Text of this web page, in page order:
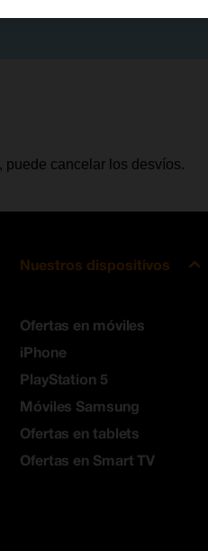
cancelar los desvíos.
Nuestros dispositivos
Ofertas en móviles
iPhone
PlayStation 5
Móviles Samsung
Ofertas en tablets
Ofertas en Smart TV